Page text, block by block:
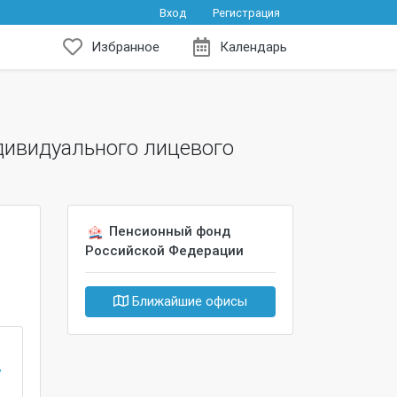
Вход Регистрация
Избранное Календарь
лицевого
Пенсионный фонд
Российской Федерации
Ближайшие офисы